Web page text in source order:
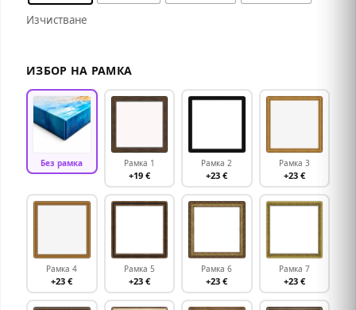
Изчистване
ИЗБОР НА РАМКА
Без рамка Рамка 1
+19 €
Рамка 2
+23 €
Рамка 3
+23 €
Рамка 4
+23 €
Рамка 5
+23 €
Рамка 6
+23 €
Рамка 7
+23 €